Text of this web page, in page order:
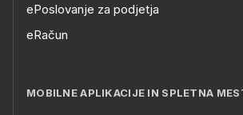
ePoslovanje za podjetja
eRačun
MOBILNE APLIKACIJE IN SPLETNA